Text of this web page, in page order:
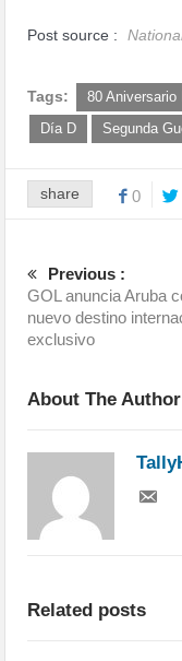
Post source :
Tags: 80 Aniversario
Día D
Segunda
share 0
Previous :
GOL anuncia Aruba
nuevo destino
exclusivo
About The Author
Related posts